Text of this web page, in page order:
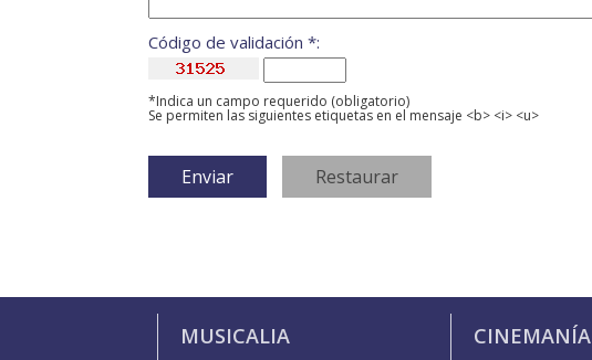
Código de validación *:
*Indica un campo requerido (obligatorio)
Se permiten las siguientes etiquetas en el mensaje <b> <i> <u>
MUSICALIA CINEMANÍA